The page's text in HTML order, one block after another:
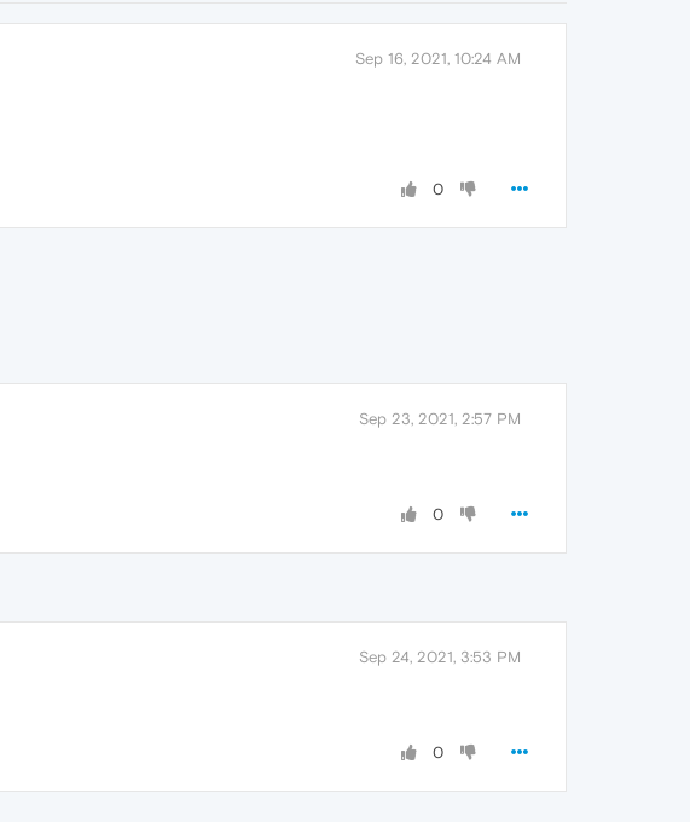
Sep 16, 2021, 10:24 AM
0
Sep 23, 2021, 2:57 PM
0
Sep 24, 2021, 3:53 PM
0